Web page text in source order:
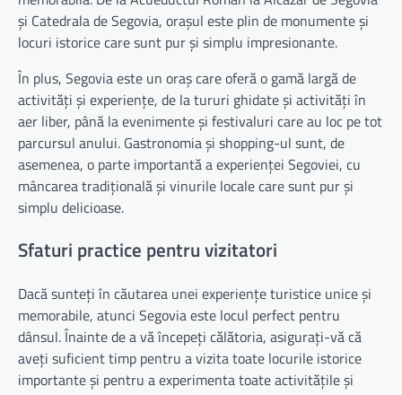
și Catedrala de Segovia, orașul este plin de monumente și
locuri istorice care sunt pur și simplu impresionante.
În plus, Segovia este un oraș care oferă o gamă largă de
activități și experiențe, de la tururi ghidate și activități în
aer liber, până la evenimente și festivaluri care au loc pe tot
parcursul anului. Gastronomia și shopping-ul sunt, de
asemenea, o parte importantă a experienței Segoviei, cu
mâncarea tradițională și vinurile locale care sunt pur și
simplu delicioase.
Sfaturi practice pentru vizitatori
Dacă sunteți în căutarea unei experiențe turistice unice și
memorabile, atunci Segovia este locul perfect pentru
dânsul. Înainte de a vă începeți călătoria, asigurați-vă că
aveți suficient timp pentru a vizita toate locurile istorice
importante și pentru a experimenta toate activitățile și